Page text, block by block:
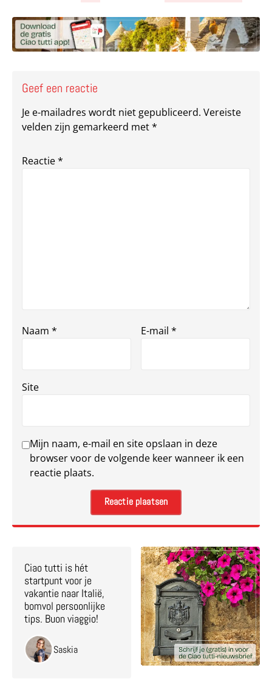
Geef een reactie
Je e-mailadres wordt niet gepubliceerd. Vereiste
velden zijn gemarkeerd met*
Reactie*
Naam * E-mail *
Site
Mijn naam, e-mail en site opslaan in deze
browser voor de volgende keer wanneer ik een
reactie plaats.
Ciao tutti is hét
startpunt voor je
vakantie naar Italië,
bomvol persoonlijke
tips. Buon viaggio!
Saskia